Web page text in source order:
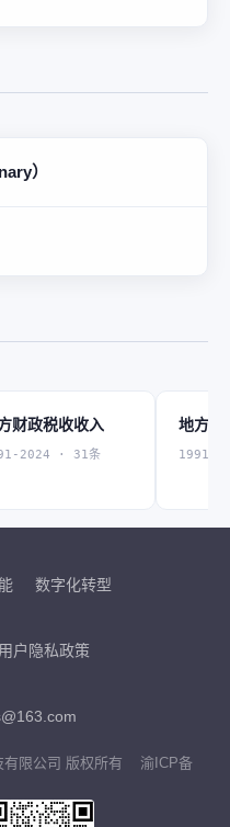
）
财政税收收入
2024 · 31条
地方财
1991-
数字化转型
用户隐私政策
限公司 版权所有
渝ICP备